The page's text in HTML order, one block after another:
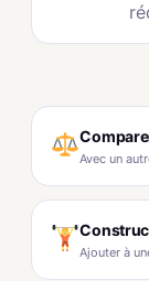
Avec un
Ajouter à